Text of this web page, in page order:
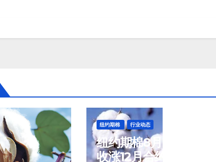
纽约期棉 行业动态
纽约期棉8月6日(周四)
收涨12月合约报83.16美